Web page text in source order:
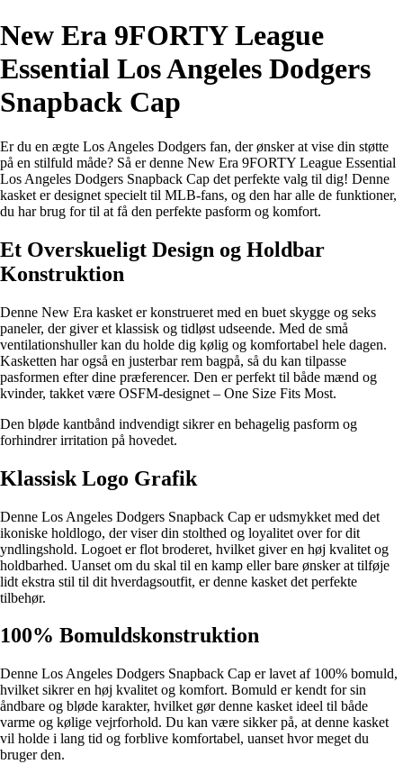
New Era 9FORTY League
Essential Los Angeles Dodgers
Snapback Cap
Er du en ægte Los Angeles Dodgers fan, der ønsker at vise din støtte
på en stilfuld måde? Så er denne New Era 9FORTY League Essential
Los Angeles Dodgers Snapback Cap det perfekte valg til dig! Denne
kasket er designet specielt til MLB-fans, og den har alle de funktioner,
du har brug for til at få den perfekte pasform og komfort.
Et Overskueligt Design og Holdbar
Konstruktion
Denne New Era kasket er konstrueret med en buet skygge og seks
paneler, der giver et klassisk og tidløst udseende. Med de små
ventilationshuller kan du holde dig kølig og komfortabel hele dagen.
Kasketten har også en justerbar rem bagpå, så du kan tilpasse
pasformen efter dine præferencer. Den er perfekt til både mænd og
kvinder, takket være OSFM-designet – One Size Fits Most.
Den bløde kantbånd indvendigt sikrer en behagelig pasform og
forhindrer irritation på hovedet.
Klassisk Logo Grafik
Denne Los Angeles Dodgers Snapback Cap er udsmykket med det
ikoniske holdlogo, der viser din stolthed og loyalitet over for dit
yndlingshold. Logoet er flot broderet, hvilket giver en høj kvalitet og
holdbarhed. Uanset om du skal til en kamp eller bare ønsker at tilføje
lidt ekstra stil til dit hverdagsoutfit, er denne kasket det perfekte
tilbehør.
100% Bomuldskonstruktion
Denne Los Angeles Dodgers Snapback Cap er lavet af 100% bomuld,
hvilket sikrer en høj kvalitet og komfort. Bomuld er kendt for sin
åndbare og bløde karakter, hvilket gør denne kasket ideel til både
varme og kølige vejrforhold. Du kan være sikker på, at denne kasket
vil holde i lang tid og forblive komfortabel, uanset hvor meget du
bruger den.